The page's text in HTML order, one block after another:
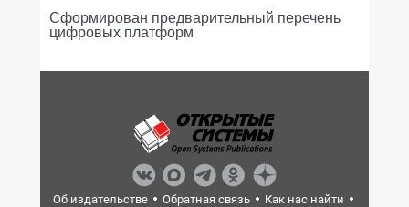
Сформирован предварительный перечень
цифровых платформ
Об издательстве Обратная связь
Как нас найти